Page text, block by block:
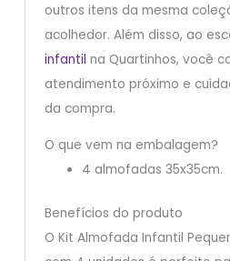
outros itens da mesma
acolhedor. Além disso, ao
infantil na Quartinhos, você
atendimento próximo e
da compra.
O que vem na embalagem?
4 almofadas 35x35cm.
Benefícios do produto
O Kit Almofada Infantil